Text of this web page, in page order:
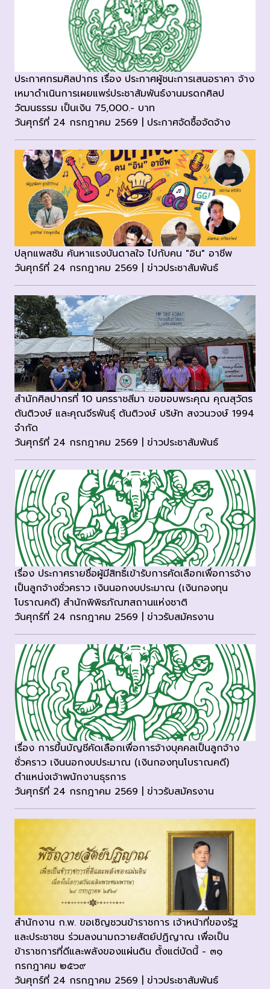
ประกาศกรมศิลปากร เรื่อง ประกาศผู้ชนะการเสนอราคา จ้าง
เหมาดำเนินการเผยแพร่ประชาสัมพันธ์งานมรดกศิลป
วัฒนธรรม เป็นเงิน 75,000.- บาท
วันศุกร์ที่ 24 กรกฎาคม 2569 | ประกาศจัดซื้อจัดจ้าง
ปลุกแพสชัน ค้นหาแรงบันดาลใจ ไปกับคน "อิน" อาชีพ
วันศุกร์ที่ 24 กรกฎาคม 2569 | ข่าวประชาสัมพันธ์
สำนักศิลปากรที่ 10 นครราชสีมา ขอขอบพระคุณ คุณสุวัตร
ตันติวงษ์ และคุณจีรพันธุ์ ตันติวงษ์ บริษัท สงวนวงษ์ 1994
จำกัด
วันศุกร์ที่ 24 กรกฎาคม 2569 | ข่าวประชาสัมพันธ์
เรื่อง ประกาศรายชื่อผู้มีสิทธิ์เข้ารับการคัดเลือกเพื่อการจ้าง
เป็นลูกจ้างชั่วคราว เงินนอกงบประมาณ (เงินกองทุน
โบราณคดี) สำนักพิพิธภัณฑสถานแห่งชาติ
วันศุกร์ที่ 24 กรกฎาคม 2569 | ข่าวรับสมัครงาน
เรื่อง การขึ้นบัญชีคัดเลือกเพื่อการจ้างบุคคลเป็นลูกจ้าง
ชั่วคราว เงินนอกงบประมาณ (เงินกองทุนโบราณคดี)
ตำแหน่งเจ้าพนักงานธุรการ
วันศุกร์ที่ 24 กรกฎาคม 2569 | ข่าวรับสมัครงาน
สำนักงาน ก.พ. ขอเชิญชวนข้าราชการ เจ้าหน้าที่ของรัฐ
และประชาชน ร่วมลงนามถวายสัตย์ปฏิญาณ เพื่อเป็น
ข้าราชการที่ดีและพลังของแผ่นดิน ตั้งแต่บัดนี้ - ๓๑
กรกฎาคม ๒๕๖๙
วันศุกร์ที่ 24 กรกฎาคม 2569 | ข่าวประชาสัมพันธ์